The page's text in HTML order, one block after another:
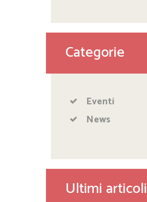
Categorie
Eventi
News
Ultimi articoli